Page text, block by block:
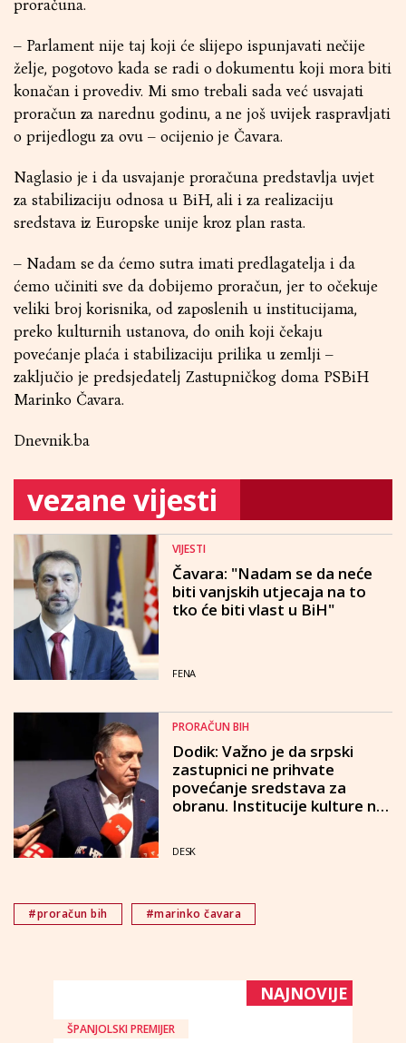
proračuna.
– Parlament nije taj koji će slijepo ispunjavati nečije
želje, pogotovo kada se radi o dokumentu koji mora biti
konačan i provediv. Mi smo trebali sada već usvajati
proračun za narednu godinu, a ne još uvijek raspravljati
o prijedlogu za ovu – ocijenio je Čavara.
Naglasio je i da usvajanje proračuna predstavlja uvjet
za stabilizaciju odnosa u BiH, ali i za realizaciju
sredstava iz Europske unije kroz plan rasta.
– Nadam se da ćemo sutra imati predlagatelja i da
ćemo učiniti sve da dobijemo proračun, jer to očekuje
veliki broj korisnika, od zaposlenih u institucijama,
preko kulturnih ustanova, do onih koji čekaju
povećanje plaća i stabilizaciju prilika u zemlji –
zaključio je predsjedatelj Zastupničkog doma PSBiH
Marinko Čavara.
Dnevnik.ba
vezane vijesti
VIJESTI
Čavara: "Nadam se da neće
biti vanjskih utjecaja na to
tko će biti vlast u BiH"
FENA
PRORAČUN BIH
Dodik: Važno je da srpski
zastupnici ne prihvate
povećanje sredstava za
obranu. Institucije kulture ne
DESK
#proračun bih #marinko čavara
NAJNOVIJE
ŠPANJOLSKI PREMIJER